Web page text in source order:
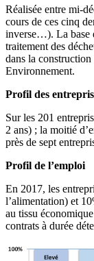
Réalisée entre mi-
cours de ces cinq
inverse…). La base
traitement des
dans la construction
Environnement.
Profil des
Sur les 201
2 ans) ; la moitié
près de sept
Profil de l’emploi
En 2017, les
l’alimentation) et
au tissu
contrats à durée